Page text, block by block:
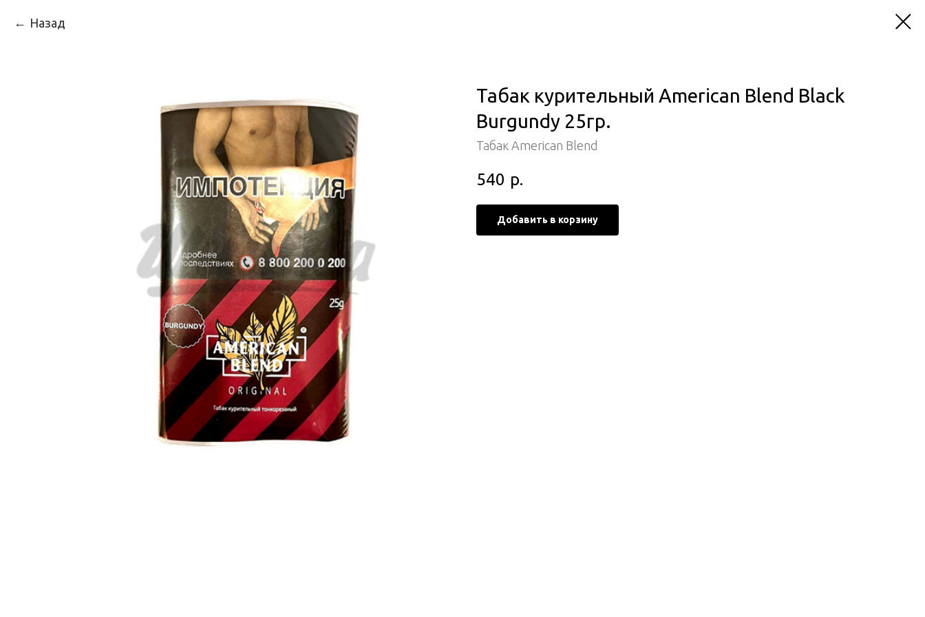
Назад
Табак курительный American Blend Black
Burgundy 25гр.
Табак American Blend
540 р.
Добавить в корзину